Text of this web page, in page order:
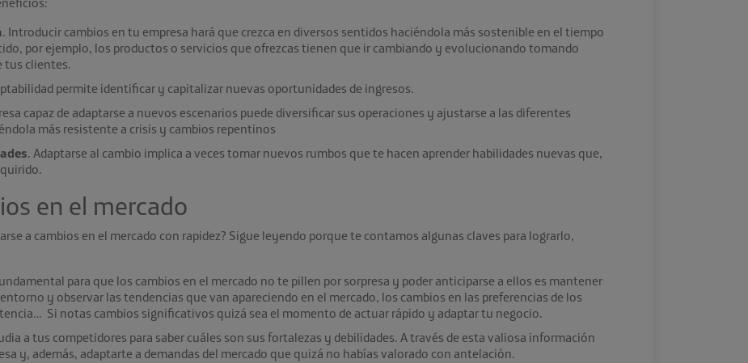
. Introducir cambios en tu empresa hará que crezca en diversos sentidos haciéndola más sostenible en el tiempo
por ejemplo, los productos o servicios que ofrezcas tienen que ir cambiando y evolucionando tomando
tus clientes.
permite identificar y capitalizar nuevas oportunidades de ingresos.
capaz de adaptarse a nuevos escenarios puede diversificar sus operaciones y ajustarse a las diferentes
más resistente a crisis y cambios repentinos
. Adaptarse al cambio implica a veces tomar nuevos rumbos que te hacen aprender habilidades nuevas que,
en el mercado
a cambios en el mercado con rapidez? Sigue leyendo porque te contamos algunas claves para lograrlo,
para que los cambios en el mercado no te pillen por sorpresa y poder anticiparse a ellos es mantener
y observar las tendencias que van apareciendo en el mercado, los cambios en las preferencias de los
Si notas cambios significativos quizá sea el momento de actuar rápido y adaptar tu negocio.
a tus competidores para saber cuáles son sus fortalezas y debilidades. A través de esta valiosa información
y, además, adaptarte a demandas del mercado que quizá no habías valorado con antelación.